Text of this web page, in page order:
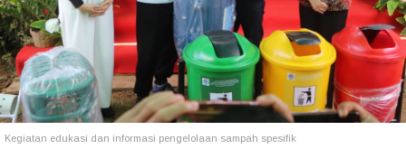
Kegiatan edukasi dan informasi pengelolaan sampah spesifik